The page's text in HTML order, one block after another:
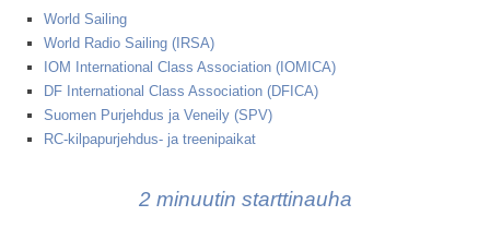
World Sailing
World Radio Sailing (IRSA)
IOM International Class Association (IOMICA)
DF International Class Association (DFICA)
Suomen Purjehdus ja Veneily (SPV)
RC-kilpapurjehdus- ja treenipaikat
2 minuutin starttinauha